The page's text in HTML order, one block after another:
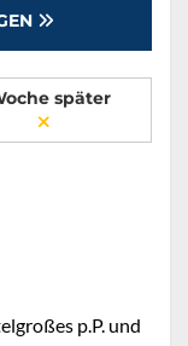
später
p.P. und